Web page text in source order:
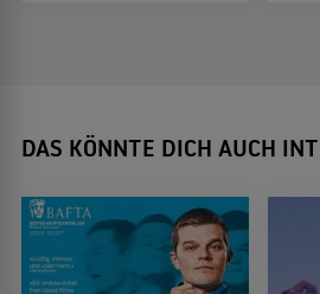
DAS KÖNNTE DICH AUCH